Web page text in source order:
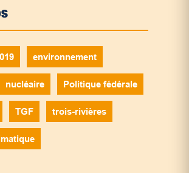
environnement
nucléaire Politique fédérale
TGF trois-rivières